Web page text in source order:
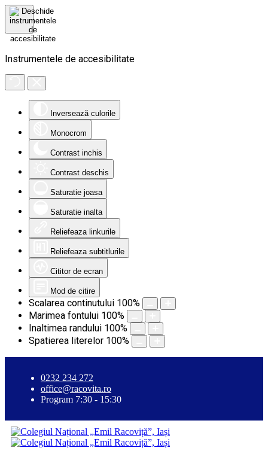
Instrumentele de accesibilitate
Inversează culorile
Monocrom
Contrast inchis
Contrast deschis
Saturatie joasa
Saturatie inalta
Reliefeaza linkurile
Reliefeaza subtitlurile
Cititor de ecran
Mod de citire
Scalarea continutului 100%
Marimea fontului 100%
Inaltimea randului 100%
Spatierea literelor 100%
0232 234 272
office@racovita.ro
Program 7:30 - 15:30